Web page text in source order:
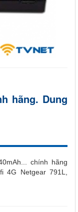
hãng. Dung
chính hãng
4G Netgear 791L,